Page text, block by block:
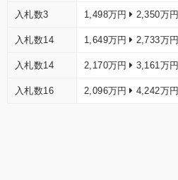
入札数3 1,498万円 2,350万円
入札数14 1,649万円 2,733万円
入札数14 2,170万円 3,161万円
入札数16 2,096万円 4,242万円